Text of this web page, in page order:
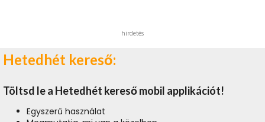
hirdetés
Hetedhét kereső:
Töltsd le a Hetedhét kereső mobil applikációt!
Egyszerű használat